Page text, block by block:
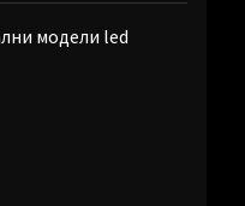
модели led